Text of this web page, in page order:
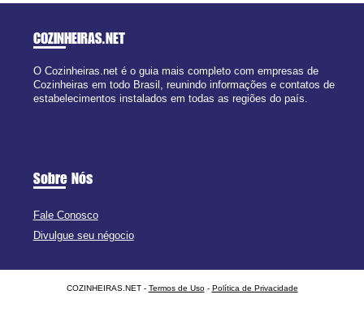
COZINHEIRAS.NET
O Cozinheiras.net é o guia mais completo com empresas de
Cozinheiras em todo Brasil, reunindo informações e contatos de
estabelecimentos instalados em todas as regiões do país.
Sobre Nós
Fale Conosco
Divulgue seu négocio
COZINHEIRAS.NET - Termos de Uso- Política de Privacidade